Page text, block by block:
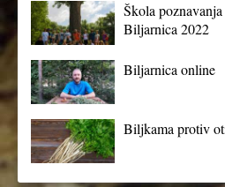
Škola
Biljarnica 2022
Biljarnica online
Biljkama protiv